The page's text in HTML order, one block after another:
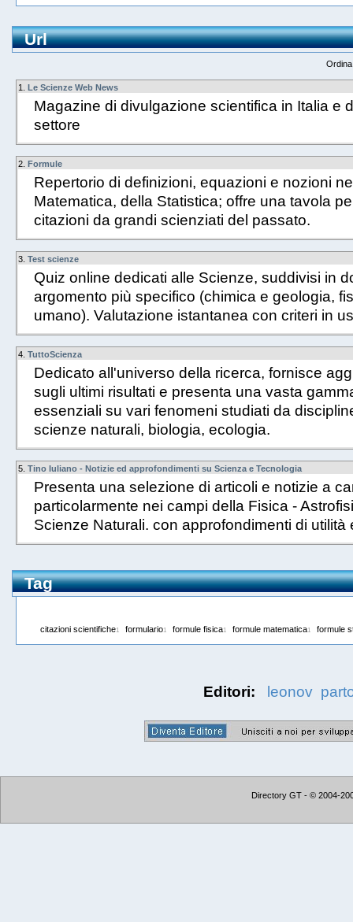
Url
1. Le Scienze Web News
Magazine di divulgazione scientifica in Italia e
settore
2. Formule
Repertorio di definizioni, equazioni e nozioni
Matematica, della Statistica; offre una tavola
citazioni da grandi scienziati del passato.
3. Test scienze
Quiz online dedicati alle Scienze, suddivisi in
argomento più specifico (chimica e geologia,
umano). Valutazione istantanea con criteri in
4. TuttoScienza
Dedicato all'universo della ricerca, fornisce
sugli ultimi risultati e presenta una vasta
essenziali su vari fenomeni studiati da
scienze naturali, biologia, ecologia.
5. Tino Iuliano - Notizie ed approfondimenti su Scienza e Tecnologia
Presenta una selezione di articoli e notizie a
particolarmente nei campi della Fisica -
Scienze Naturali. con approfondimenti di utilità
Tag
citazioni scientifiche1 formulario1 formule fisica1 formule matematica1 formule
Editori: leonov
Directory GT - © 2004-